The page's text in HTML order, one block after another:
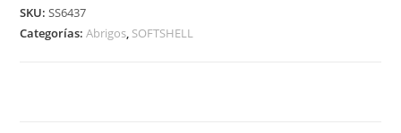
SKU:SS6437
Categorías:Abrigos, SOFTSHELL